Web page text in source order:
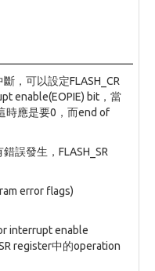
，可以設定FLASH_CR
enable(EOPIE) bit，當
時應是要0，而end of
誤發生，FLASH_SR
error flags)
interrupt enable
register中的operation